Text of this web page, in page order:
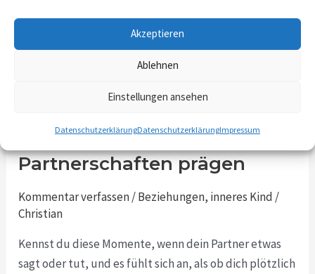
Akzeptieren
Ablehnen
Einstellungen ansehen
DatenschutzerklärungDatenschutzerklärungImpressum
Wunden heilen, Bindungen
Kindheitserfahrungen deine
Partnerschaften prägen
Kommentar verfassen/Beziehungen, inneres Kind /
Christian
Kennst du diese Momente, wenn dein Partner etwas
sagt oder tut, und es fühlt sich an, als ob dich plötzlich
Bindungen
stärken:
Wie
Kindheitserfahrungen
deine
prägen